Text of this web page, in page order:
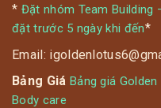
* Đặt nhóm Team Building
đặt trước 5 ngày khi đến*
Email:
Bảng Giá Bảng giá
Body care